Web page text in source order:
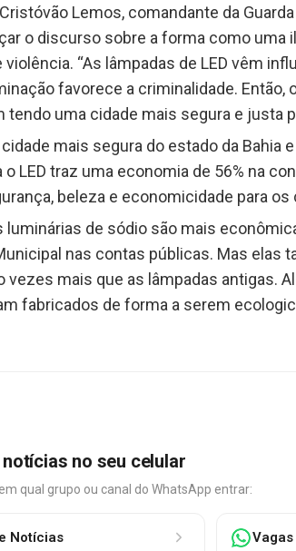
Lemos, comandante da
o discurso sobre a forma como
violência. “As lâmpadas de LED vêm
favorece a criminalidade.
tendo uma cidade mais segura e justa
cidade mais segura do estado da
o LED traz uma economia de 56% na
beleza e economicidade para
luminárias de sódio são mais
nas contas públicas. Mas elas
vezes mais que as lâmpadas antigas.
fabricados de forma a serem
notícias no seu celular
qual grupo ou canal do WhatsApp entrar:
Notícias